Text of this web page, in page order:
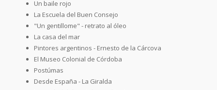
Un baile rojo
La Escuela del Buen Consejo
"Un gentillome" - retrato al óleo
La casa del mar
Pintores argentinos - Ernesto de la Cárcova
El Museo Colonial de Córdoba
Postúmas
Desde España - La Giralda